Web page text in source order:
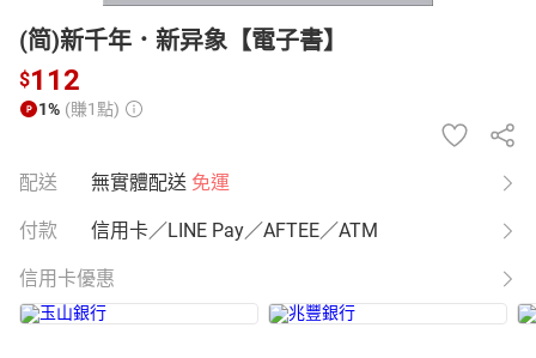
(简)新千年．新异象【電子書】
$112
1% (賺1點)
配送 無實體配送 免運
付款 信用卡／LINE Pay／AFTEE／ATM
信用卡優惠